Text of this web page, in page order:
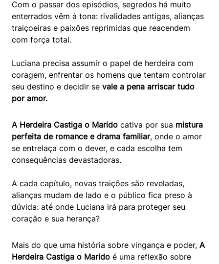
Com o passar dos episódios, segredos há muito
enterrados vêm à tona: rivalidades antigas, alianças
traiçoeiras e paixões reprimidas que reacendem
com força total.
Luciana precisa assumir o papel de herdeira com
coragem, enfrentar os homens que tentam controlar
seu destino e decidir se vale a pena arriscar tudo
por amor.
A Herdeira Castiga o Marido cativa por sua mistura
perfeita de romance e drama familiar, onde o amor
se entrelaça com o dever, e cada escolha tem
consequências devastadoras.
A cada capítulo, novas traições são reveladas,
alianças mudam de lado e o público fica preso à
dúvida: até onde Luciana irá para proteger seu
coração e sua herança?
Mais do que uma história sobre vingança e poder, A
Herdeira Castiga o Marido é uma reflexão sobre